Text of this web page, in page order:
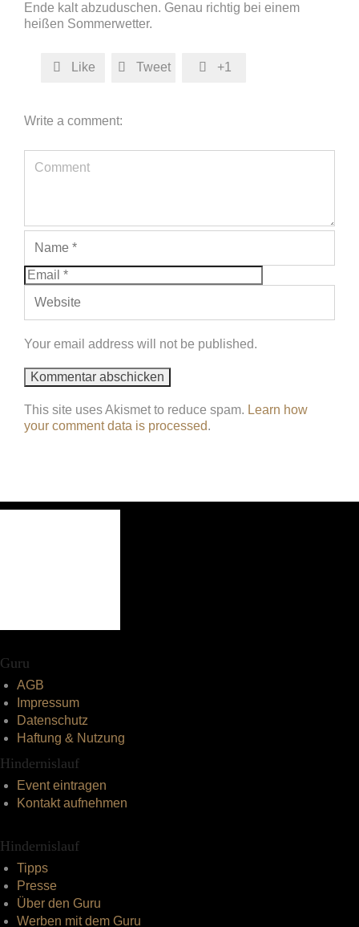
Ende kalt abzuduschen. Genau richtig bei einem
heißen Sommerwetter.
 Like  Tweet  +1
Write a comment:
Your email address will not be published.
This site uses Akismet to reduce spam. Learn how
your comment data is processed.
Guru
AGB
Impressum
Datenschutz
Haftung & Nutzung
Hindernislauf
Event eintragen
Kontakt aufnehmen
Hindernislauf
Tipps
Presse
Über den Guru
Werben mit dem Guru